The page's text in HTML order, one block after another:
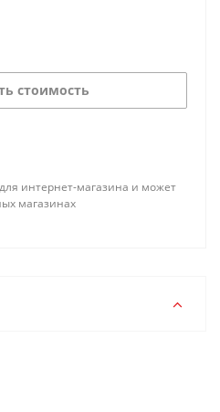
стоимость
интернет-магазина и может
магазинах